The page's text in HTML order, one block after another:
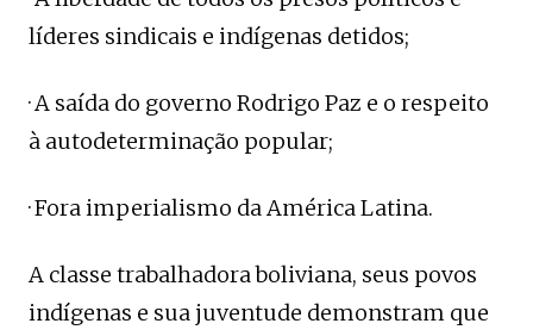
líderes sindicais e indígenas detidos;
· A saída do governo Rodrigo Paz e o respeito
à autodeterminação popular;
· Fora imperialismo da América Latina.
A classe trabalhadora boliviana, seus povos
indígenas e sua juventude demonstram que